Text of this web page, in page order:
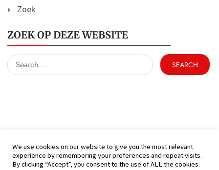
Zoek
ZOEK OP DEZE WEBSITE
Search
for:
(C) KFC Hamont 99 - Alle rechten voorbehouden
We use cookies on our website to give you the most relevant
experience by remembering your preferences and repeat visits.
By clicking “Accept”, you consent to the use of ALL the cookies.